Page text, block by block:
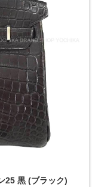
25 黒 (ブラック)